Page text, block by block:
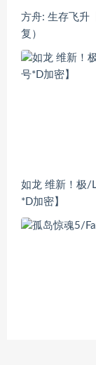
方舟: 生存飞升
复）
如龙 维新！极/
*D加密】